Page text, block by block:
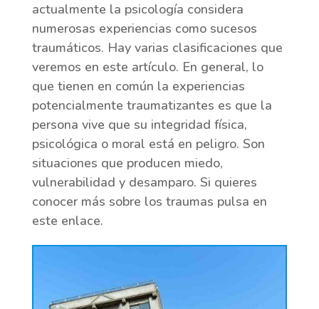
actualmente la psicología considera
numerosas experiencias como sucesos
traumáticos. Hay varias clasificaciones que
veremos en este artículo. En general, lo
que tienen en común la experiencias
potencialmente traumatizantes es que la
persona vive que su integridad física,
psicológica o moral está en peligro. Son
situaciones que producen miedo,
vulnerabilidad y desamparo. Si quieres
conocer más sobre los traumas pulsa en
este enlace.